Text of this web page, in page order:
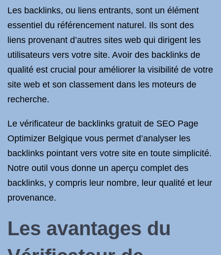
Les backlinks, ou liens entrants, sont un élément
essentiel du référencement naturel. Ils sont des
liens provenant d’autres sites web qui dirigent les
utilisateurs vers votre site. Avoir des backlinks de
qualité est crucial pour améliorer la visibilité de votre
site web et son classement dans les moteurs de
recherche.
Le vérificateur de backlinks gratuit de SEO Page
Optimizer Belgique vous permet d’analyser les
backlinks pointant vers votre site en toute simplicité.
Notre outil vous donne un aperçu complet des
backlinks, y compris leur nombre, leur qualité et leur
provenance.
Les avantages du